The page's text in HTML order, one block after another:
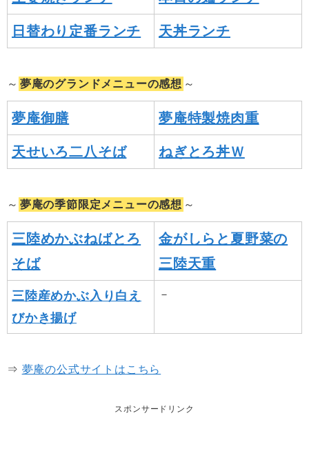
日替わり定番ランチ 天丼ランチ
～ 夢庵のグランドメニューの感想 ～
夢庵御膳 夢庵特製焼肉重
天せいろ二八そば ねぎとろ丼Ｗ
～ 夢庵の季節限定メニューの感想 ～
三陸めかぶねばとろ
そば
金がしらと夏野菜の
三陸天重
三陸産めかぶ入り白え
びかき揚げ
－
⇒ 夢庵の公式サイトはこちら
スポンサードリンク